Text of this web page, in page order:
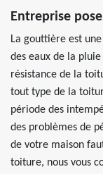
Entreprise
La gouttière est
des eaux de la
résistance de la
tout type de la
période des
des problèmes de
de votre maison
toiture, nous vous